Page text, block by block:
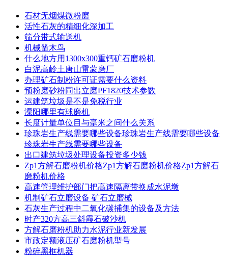
石材无烟煤微粉磨
活性石灰的精细化深加工
筛分带式输送机
机械凿木鸟
什么地方用1300x300重钙矿石磨粉机
白泥高岭土唐山雷蒙磨厂
办理矿石制粉许可证需要什么资料
预粉磨砂粉同出立磨PF1820技术参数
运建筑垃圾是不是免税行业
溧阳哪里有球磨机
长度计量单位目与毫米之间什么关系
珍珠岩生产线需要哪些设备珍珠岩生产线需要哪些设备
珍珠岩生产线需要哪些设备
出口建筑垃圾处理设备投资多少钱
Zp1方解石磨粉机价格Zp1方解石磨粉机价格Zp1方解石
磨粉机价格
高速管理维护部门把高速隔离带换成水泥墩
机制矿石立磨设备 矿石立磨械
石灰生产过程中二氧化碳捕集的设备及方法
时产320方高三斜霞石破沙机
方解石磨粉机助力水泥行业新发展
市政定额液压矿石磨粉机型号
粉碎黑框机器